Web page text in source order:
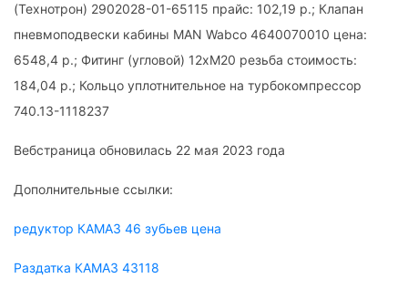
(Технотрон) 2902028-01-65115 прайс: 102,19 р.; Клапан
пневмоподвески кабины MAN Wabco 4640070010 цена:
6548,4 р.; Фитинг (угловой) 12хМ20 резьба стоимость:
184,04 р.; Кольцо уплотнительное на турбокомпрессор
740.13-1118237
Вебстраница обновилась 22 мая 2023 года
Дополнительные ссылки:
редуктор КАМАЗ 46 зубьев цена
Раздатка КАМАЗ 43118